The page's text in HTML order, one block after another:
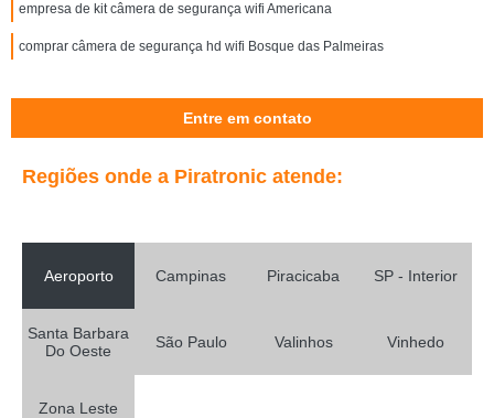
empresa de kit câmera de segurança wifi Americana
comprar câmera de segurança hd wifi Bosque das Palmeiras
Entre em contato
Regiões onde a Piratronic atende:
Aeroporto Campinas Piracicaba SP - Interior
Santa Barbara
Do Oeste
São Paulo Valinhos Vinhedo
Zona Leste